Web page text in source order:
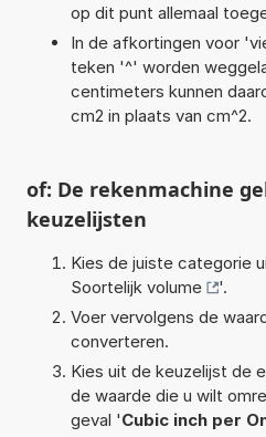
op dit punt allemaal
In de afkortingen voor
teken '^' worden
centimeters kunnen
cm2 in plaats van cm^2.
of: De rekenmachine
keuzelijsten
Kies de juiste categorie
Soortelijk volume
'.
Voer vervolgens de
converteren.
Kies uit de keuzelijst de
de waarde die u wilt
geval 'Cubic inch per